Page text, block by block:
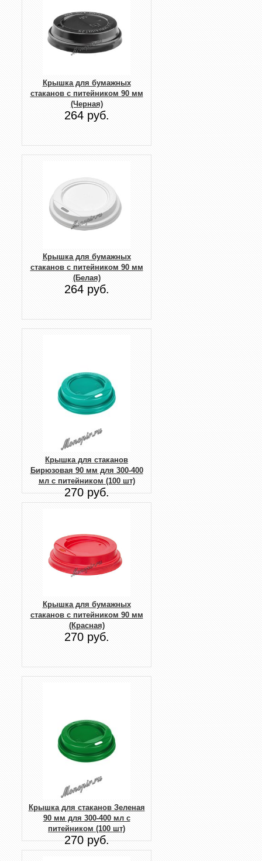
Крышка для бумажных
стаканов с питейником 90 мм
(Черная)
264 руб.
Крышка для бумажных
стаканов с питейником 90 мм
(Белая)
264 руб.
Крышка для стаканов
Бирюзовая 90 мм для 300-400
мл с питейником (100 шт)
270 руб.
Крышка для бумажных
стаканов с питейником 90 мм
(Красная)
270 руб.
Крышка для стаканов Зеленая
90 мм для 300-400 мл с
питейником (100 шт)
270 руб.